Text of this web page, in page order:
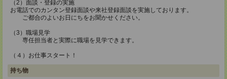
（2）面談・登録の実施
お電話でのカンタン登録面談や来社登録面談を実施しております。
ご都合のよいお日にちをお聞かせください。
（3）職場見学
専任担当者と実際に職場を見学できます。
（４）お仕事スタート！
持ち物